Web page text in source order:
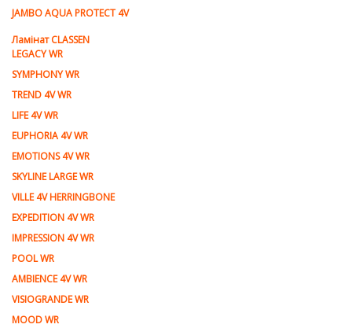
JAMBO AQUA PROTECT 4V
Ламiнат CLASSEN
LEGACY WR
SYMPHONY WR
TREND 4V WR
LIFE 4V WR
EUPHORIA 4V WR
EMOTIONS 4V WR
SKYLINE LARGE WR
VILLE 4V HERRINGBONE
EXPEDITION 4V WR
IMPRESSION 4V WR
POOL WR
AMBIENCE 4V WR
VISIOGRANDE WR
MOOD WR